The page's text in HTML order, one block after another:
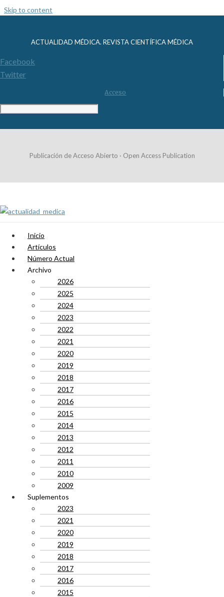
Skip to content
ACTUALIDAD MÉDICA. REVISTA CIENTÍFICA MÉDICA
Facebook
Twitter
Acceso
Publicación de Acceso Abierto · Open Access Publication
Inicio
Artículos
Número Actual
Archivo
2026
2025
2024
2023
2022
2021
2020
2019
2018
2017
2016
2015
2014
2013
2012
2011
2010
2009
Suplementos
2023
2021
2020
2019
2018
2017
2016
2015